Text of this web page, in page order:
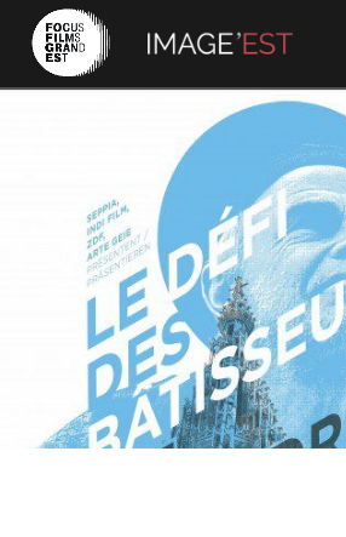
Seppia films, Indi Film, CFRT
de Radio Télévision), ZDF (Zweites
ARTE GEIE - Le défi des